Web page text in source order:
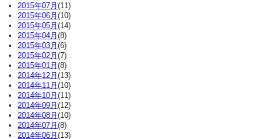
2015年07月 (11)
2015年06月 (10)
2015年05月 (14)
2015年04月 (8)
2015年03月 (6)
2015年02月 (7)
2015年01月 (8)
2014年12月 (13)
2014年11月 (10)
2014年10月 (11)
2014年09月 (12)
2014年08月 (10)
2014年07月 (8)
2014年06月 (13)